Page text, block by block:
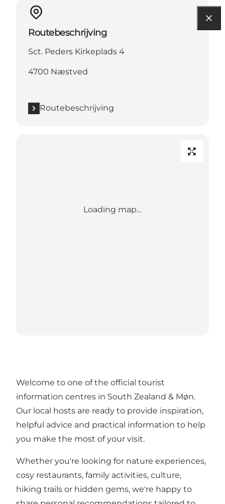
Routebeschrijving
Sct. Peders Kirkeplads 4
4700 Næstved
Routebeschrijving
Loading map...
Welcome to one of the official tourist
information centres in South Zealand & Møn.
Our local hosts are ready to provide inspiration,
helpful advice and practical information to help
you make the most of your visit.
Whether you're looking for nature experiences,
cosy restaurants, family activities, culture,
hiking trails or hidden gems, we're happy to